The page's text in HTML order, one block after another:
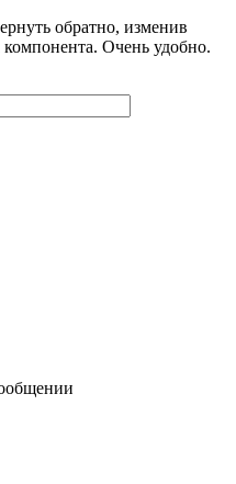
обратно, изменив
компонента. Очень удобно.